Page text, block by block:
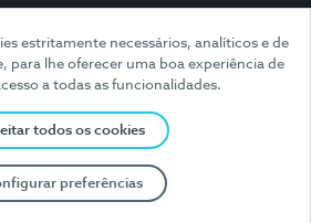
estritamente necessários, analíticos e de
para lhe oferecer uma boa experiência de
a todas as funcionalidades.
todos os cookies
preferências